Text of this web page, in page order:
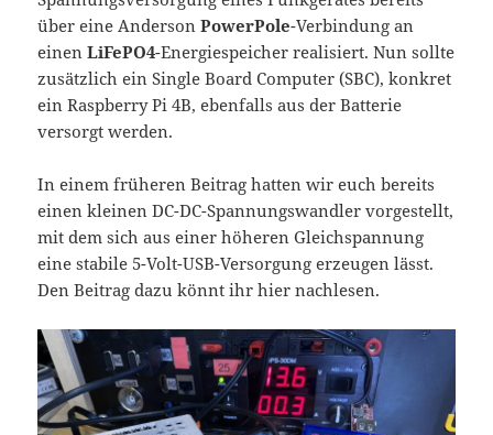
über eine AndersonPowerPole-Verbindung an
einenLiFePO4-Energiespeicher realisiert. Nun sollte
zusätzlich ein Single Board Computer (SBC), konkret
ein Raspberry Pi 4B, ebenfalls aus der Batterie
versorgt werden.
In einem früheren Beitrag hatten wir euch bereits
einen kleinen DC-DC-Spannungswandler vorgestellt,
mit dem sich aus einer höheren Gleichspannung
eine stabile 5-Volt-USB-Versorgung erzeugen lässt.
Den Beitrag dazu könnt ihr hier nachlesen.